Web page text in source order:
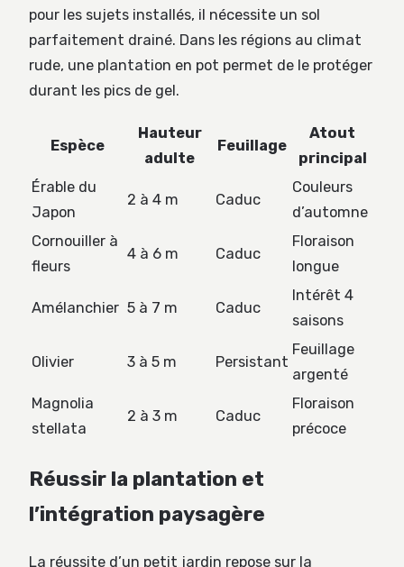
pour les sujets installés, il nécessite un sol
parfaitement drainé. Dans les régions au climat
rude, une plantation en pot permet de le protéger
durant les pics de gel.
Espèce
Hauteur
adulte
Feuillage
Atout
principal
Érable du
Japon
2 à 4 m Caduc
Couleurs
d’automne
Cornouiller à
fleurs
4 à 6 m Caduc
Floraison
longue
Amélanchier 5 à 7 m Caduc
Intérêt 4
saisons
Olivier 3 à 5 m Persistant
Feuillage
argenté
Magnolia
stellata
2 à 3 m Caduc
Floraison
précoce
Réussir la plantation et
l’intégration paysagère
La réussite d’un petit jardin repose sur la